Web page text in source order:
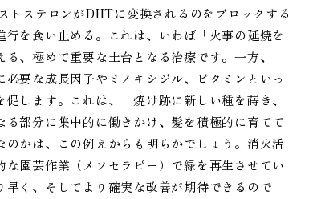
ステロンがDHTに変換されるのをブロックする
を食い止める。これは、いわば「火事の延焼を
、極めて重要な土台となる治療です。一方、
要な成長因子やミノキシジル、ビタミンといっ
します。これは、「焼け跡に新しい種を蒔き、
部分に集中的に働きかけ、髪を積極的に育てて
かは、この例えからも明らかでしょう。消火活
園芸作業（メソセラピー）で緑を再生させてい
く、そしてより確実な改善が期待できるので